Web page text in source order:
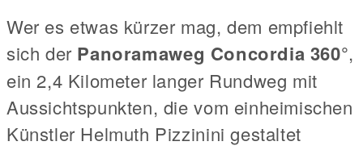
Wer es etwas kürzer mag, dem empfiehlt
sich der Panoramaweg Concordia 360°,
ein 2,4 Kilometer langer Rundweg mit
Aussichtspunkten, die vom einheimischen
Künstler Helmuth Pizzinini gestaltet